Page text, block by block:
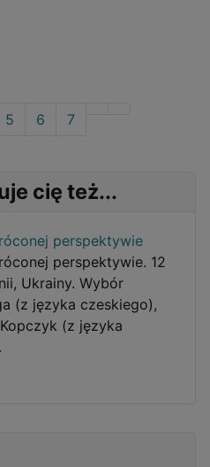
5 6 7
cię też...
perspektywie
perspektywie. 12
Ukrainy. Wybór
(z języka czeskiego),
(z języka